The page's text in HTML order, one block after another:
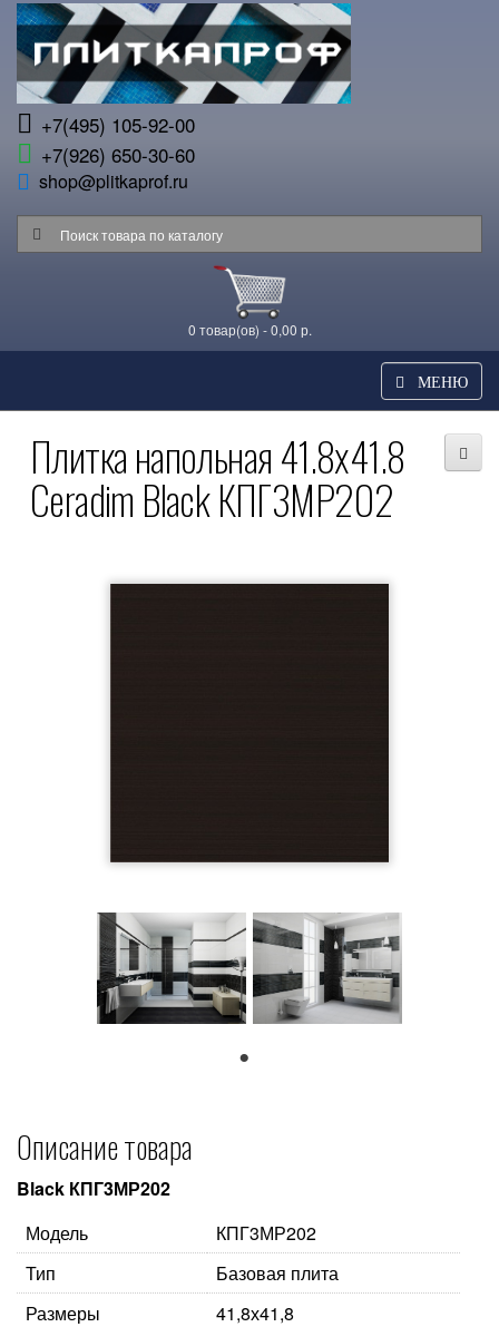
+7(495) 105-92-00
+7(926) 650-30-60
shop@plitkaprof.ru
0 товар(ов) - 0,00 р.
МЕНЮ
Плитка напольная 41.8x41.8
Ceradim Black КПГ3МР202
Описание товара
Black КПГ3МР202
Модель
КПГ3МР202
Тип
Базовая плита
Размеры
41,8х41,8